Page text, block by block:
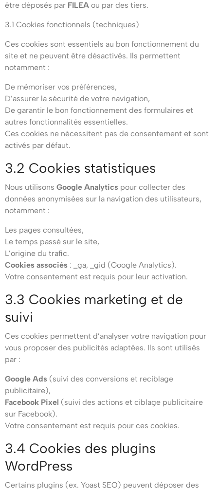
être déposés par FILEA ou par des tiers.
3.1 Cookies fonctionnels (techniques)
Ces cookies sont essentiels au bon fonctionnement du
site et ne peuvent être désactivés. Ils permettent
notamment :
De mémoriser vos préférences,
D’assurer la sécurité de votre navigation,
De garantir le bon fonctionnement des formulaires et
autres fonctionnalités essentielles.
Ces cookies ne nécessitent pas de consentement et sont
activés par défaut.
3.2 Cookies statistiques
Nous utilisons Google Analytics pour collecter des
données anonymisées sur la navigation des utilisateurs,
notamment :
Les pages consultées,
Le temps passé sur le site,
L’origine du trafic.
Cookies associés : _ga, _gid (Google Analytics).
Votre consentement est requis pour leur activation.
3.3 Cookies marketing et de
suivi
Ces cookies permettent d’analyser votre navigation pour
vous proposer des publicités adaptées. Ils sont utilisés
par :
Google Ads (suivi des conversions et reciblage
publicitaire),
Facebook Pixel (suivi des actions et ciblage publicitaire
sur Facebook).
Votre consentement est requis pour ces cookies.
3.4 Cookies des plugins
WordPress
Certains plugins (ex. Yoast SEO) peuvent déposer des